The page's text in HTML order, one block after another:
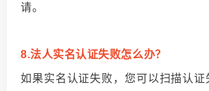
请。
8.法人实名认证失败怎么办？
如果实名认证失败，您可以扫描认证